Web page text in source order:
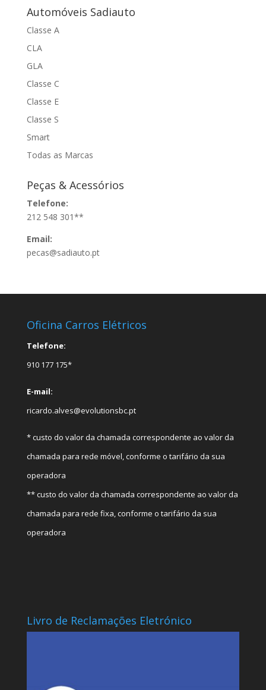
Automóveis Sadiauto
Classe A
CLA
GLA
Classe C
Classe E
Classe S
Smart
Todas as Marcas
Peças & Acessórios
Telefone:
212 548 301**
Email:
pecas@sadiauto.pt
Oficina Carros Elétricos
Telefone:
910 177 175*
E-mail:
ricardo.alves@evolutionsbc.pt
* custo do valor da chamada correspondente ao valor da
chamada para rede móvel, conforme o tarifário da sua
operadora
** custo do valor da chamada correspondente ao valor da
chamada para rede fixa, conforme o tarifário da sua
operadora
Livro de Reclamações Eletrónico